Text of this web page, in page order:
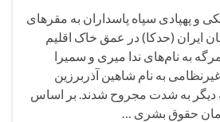
و پهپادی سپاه پاسداران به مقرهای
ایران (حدکا) در عمق خاک اقلیم
به نام‌های ندا میری و سمیرا
به نام شاهین آذربرزین
دیگر به شدت مجروح شدند. بر اساس
حقوق بشری …